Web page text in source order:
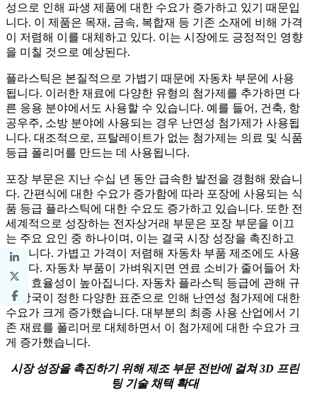
성으로 인해 파생 제품에 대한 수요가 증가하고 있기 때문입
니다. 이 제품은 목재, 금속, 복합재 등 기존 소재에 비해 가격
이 저렴해 이를 대체하고 있다. 이는 시장에도 긍정적인 영향
을 미칠 것으로 예상된다.
플라스틱은 본질적으로 가볍기 때문에 자동차 부문에 사용
됩니다. 이러한 재료에 다양한 유형의 첨가제를 추가하면 다
른 응용 분야에서도 사용할 수 있습니다. 예를 들어, 건축, 항
공우주, 소방 분야에 사용되는 경우 난연성 첨가제가 사용됩
니다. 대조적으로, 프탈레이트가 없는 첨가제는 의료 및 식품
등급 폴리머를 만드는 데 사용됩니다.
포장 부문은 지난 수십 년 동안 급속한 발전을 경험해 왔습니
다. 간편식에 대한 수요가 증가함에 따라 포장에 사용되는 식
품 등급 플라스틱에 대한 수요도 증가하고 있습니다. 또한 전
세계적으로 성장하는 전자상거래 부문은 포장 부문을 이끄
는 주요 요인 중 하나이며, 이는 결국 시장 성장을 촉진하고
있습니다. 가볍고 가격이 저렴해 자동차 부품 제조에도 사용
됩니다. 자동차 부품이 가벼워지면 연료 소비가 줄어들어 차
량의 효율성이 높아집니다. 자동차 플라스틱 등급에 관해 규
제 당국이 정한 다양한 표준으로 인해 난연성 첨가제에 대한
수요가 크게 증가했습니다. 대부분의 최종 사용 산업에서 기
존 재료를 폴리머로 대체하면서 이 첨가제에 대한 수요가 크
게 증가했습니다.
시장 성장을 촉진하기 위해 제조 부문 전반에 걸쳐 3D 프린
팅 기술 채택 확대